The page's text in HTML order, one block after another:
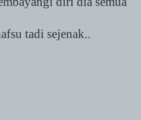
tadi sejenak..